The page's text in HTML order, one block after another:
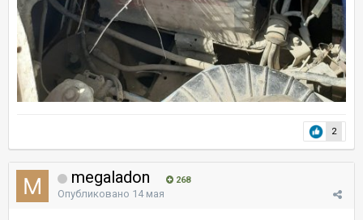
2
megaladon 268
Опубликовано 14 мая